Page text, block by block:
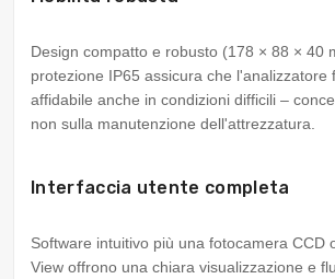
Design compatto e robusto (178 × 88 × 40
protezione IP65 assicura che l'analizzatore
affidabile anche in condizioni difficili –
non sulla manutenzione dell'attrezzatura.
Interfaccia utente completa
Software intuitivo più una fotocamera CCD
View offrono una chiara visualizzazione e